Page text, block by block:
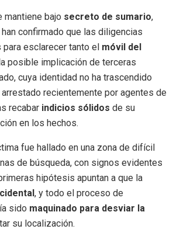
mantiene bajo secreto de sumario,
confirmado que las diligencias
esclarecer tanto el móvil del
posible implicación de terceras
cuya identidad no ha trascendido
recientemente por agentes de
recabar indicios sólidos de su
en los hechos.
fue hallado en una zona de difícil
de búsqueda, con signos evidentes
hipótesis apuntan a que la
, y todo el proceso de
sido maquinado para desviar la
su localización.